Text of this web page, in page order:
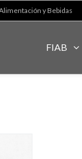
y Bebidas
FIAB